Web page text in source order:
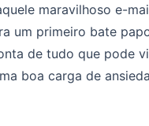
maravilhoso e-
um primeiro bate
de tudo que pode
boa carga de